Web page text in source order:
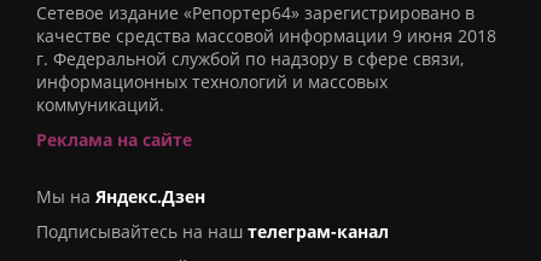
Сетевое издание «Репортер64» зарегистрировано в
качестве средства массовой информации 9 июня 2018
г. Федеральной службой по надзору в сфере связи,
информационных технологий и массовых
коммуникаций.
Реклама на сайте
Мы на Яндекс.Дзен
Подписывайтесь на наш телеграм-канал